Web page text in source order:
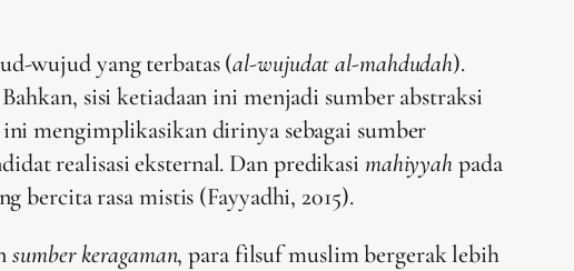
wujud yang terbatas (al-wujudat al-mahdudah).
sisi ketiadaan ini menjadi sumber abstraksi
mengimplikasikan dirinya sebagai sumber
realisasi eksternal. Dan predikasi mahiyyahpada
bercita rasa mistis (Fayyadhi, 2015).
sumber keragaman, para filsuf muslim bergerak lebih